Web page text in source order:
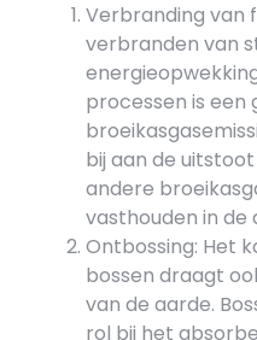
Verbranding van
verbranden van
processen is een
bij aan de
andere
vasthouden in de
Ontbossing: Het
bossen draagt
van de aarde.
rol bij het